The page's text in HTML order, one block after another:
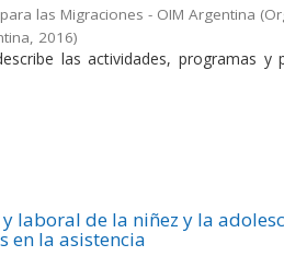
las Migraciones - OIM Argentina (
, 2016)
las actividades, programas y
laboral de la niñez y la
en la asistencia